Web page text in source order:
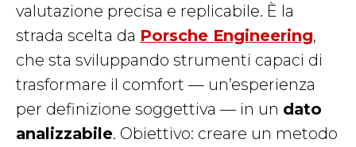
valutazione precisa e replicabile. È la
strada scelta da Porsche Engineering,
che sta sviluppando strumenti capaci di
trasformare il comfort — un’esperienza
per definizione soggettiva — in un dato
analizzabile. Obiettivo: creare un metodo